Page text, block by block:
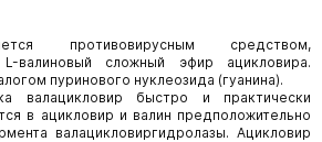
противовирусным средством,
валиновый сложный эфир ацикловира.
пуринового нуклеозида (гуанина).
валацикловир быстро и практически
в ацикловир и валин предположительно
валацикловиргидролазы. Ацикловир